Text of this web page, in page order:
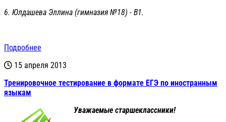
6. Юлдашева Эллина (гимназия №18) - В1.
Подробнее
15 апреля 2013
Тренировочное тестирование в формате ЕГЭ по иностранным
языкам
Уважаемые старшеклассники!